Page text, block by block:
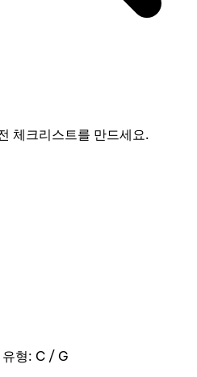
체크리스트를 만드세요.
형: C / G